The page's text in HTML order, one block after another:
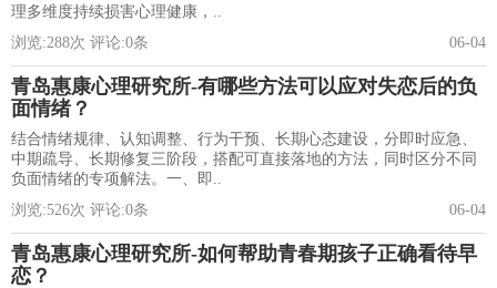
理多维度持续损害心理健康，..
浏览:288次 评论:0条 06-04
青岛惠康心理研究所-有哪些方法可以应对失恋后的负
面情绪？
结合情绪规律、认知调整、行为干预、长期心态建设，分即时应急、
中期疏导、长期修复三阶段，搭配可直接落地的方法，同时区分不同
负面情绪的专项解法。一、即..
浏览:526次 评论:0条 06-04
青岛惠康心理研究所-如何帮助青春期孩子正确看待早
恋？